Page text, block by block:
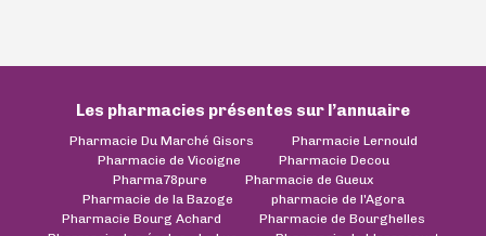
Les pharmacies présentes sur l’annuaire
Pharmacie Du Marché Gisors
Pharmacie Lernould
Pharmacie de Vicoigne
Pharmacie Decou
Pharma78pure
Pharmacie de Gueux
Pharmacie de la Bazoge
pharmacie de l'Agora
Pharmacie Bourg Achard
Pharmacie de Bourghelles